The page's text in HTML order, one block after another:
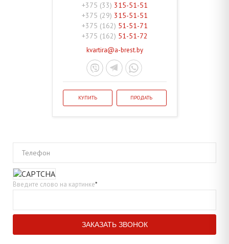
+375 (33) 315-51-51
+375 (29) 315-51-51
+375 (162) 51-51-71
+375 (162) 51-51-72
kvartira@a-brest.by
КУПИТЬ ПРОДАТЬ
Телефон
Введите слово на картинке*